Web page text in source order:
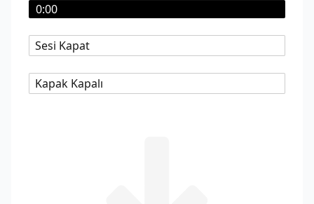
0:00
Sesi Kapat
Kapak Kapalı